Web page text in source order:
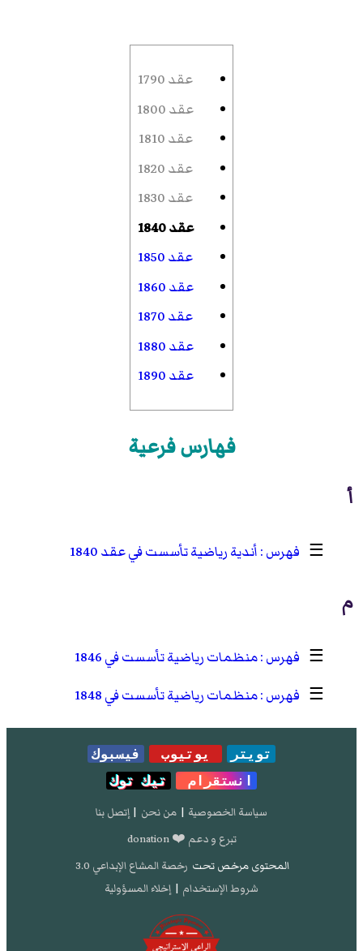
عقد 1790
عقد 1800
عقد 1810
عقد 1820
عقد 1830
عقد 1840
عقد 1850
عقد 1860
عقد 1870
عقد 1880
عقد 1890
فهارس فرعية
أ
☰ أندية رياضية تأسست في عقد 1840
م
☰
منظمات رياضية تأسست في 1846
☰
منظمات رياضية تأسست في 1848
تويتر يوتيوب
فيسبوك
انستقرام
تيك توك
سياسة الخصوصية | من نحن | إتصل بنا
تبرع و دعم ❤️ donation
المحتوى مرخص تحت رخصة المشاع الإبداعي 3.0
شروط الإستخدام | إخلاء المسؤولية